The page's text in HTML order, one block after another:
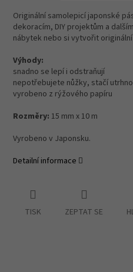
Originální samolepicí japonské
dekoracím, DIY projektům a
nábytek nebo si vytvořit
Výhody:
snadno se lepí i odstraňují
nepotřebujete nůžky, stačí
vyrobeno z rýžového papíru
Rozměry: 15 mm x 10 m
Vyrobeno v Japonsku.
Detailní informace
TISK ZEPTAT SE